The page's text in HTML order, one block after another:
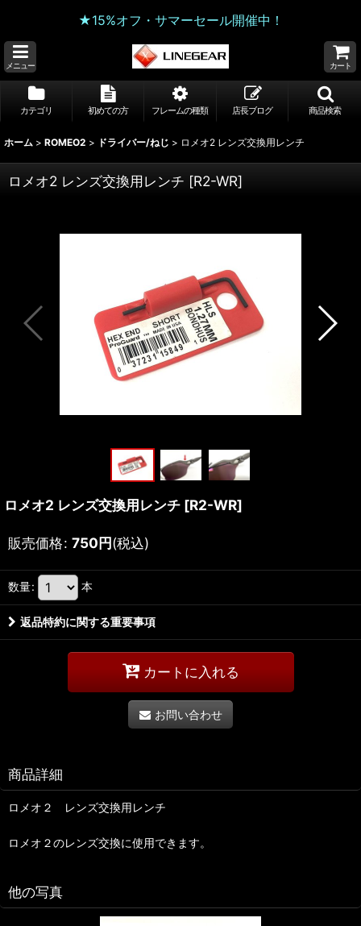
★15%オフ・サマーセール開催中！
メニュー カート
カテゴリ 初めての方 フレームの種類 店長ブログ 商品検索
ホーム > ROMEO2 > ドライバー/ねじ > ロメオ2 レンズ交換用レンチ
ロメオ2 レンズ交換用レンチ [R2-WR]
ロメオ2 レンズ交換用レンチ [R2-WR]
販売価格: 750円(税込)
数量: 本
返品特約に関する重要事項
カートに入れる
お問い合わせ
商品詳細
ロメオ２ レンズ交換用レンチ
ロメオ２のレンズ交換に使用できます。
他の写真